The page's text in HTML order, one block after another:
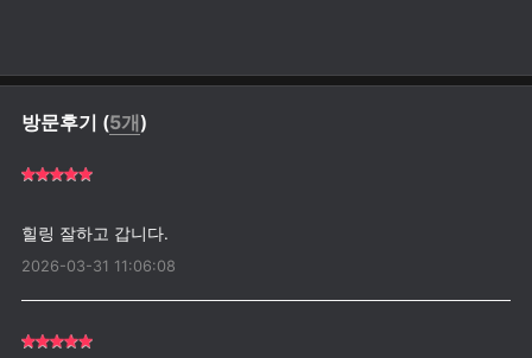
방문후기 (5개)
2026-03-31 11:06:08